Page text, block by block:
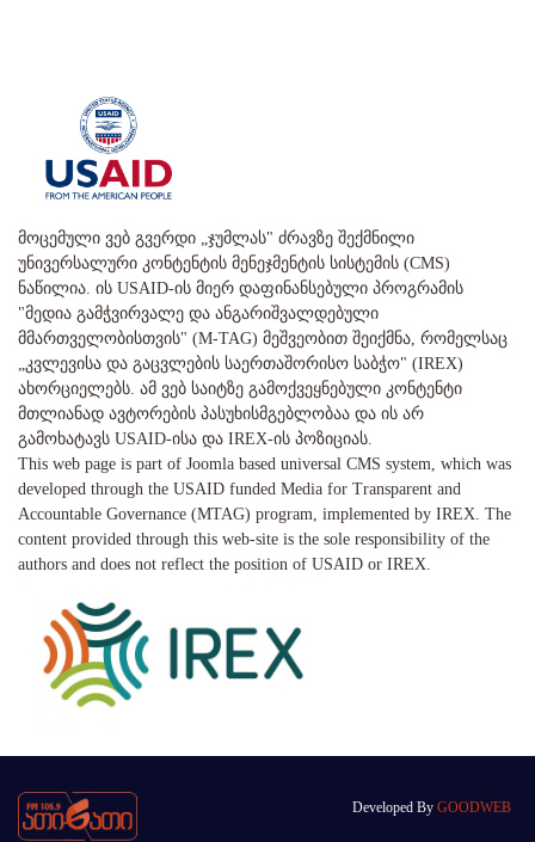
მოცემული ვებ გვერდი „ჯუმლას" ძრავზე შექმნილი
უნივერსალური კონტენტის მენეჯმენტის სისტემის (CMS)
ნაწილია. ის USAID-ის მიერ დაფინანსებული პროგრამის
"მედია გამჭვირვალე და ანგარიშვალდებული
მმართველობისთვის" (M-TAG) მეშვეობით შეიქმნა, რომელსაც
„კვლევისა და გაცვლების საერთაშორისო საბჭო" (IREX)
ახორციელებს. ამ ვებ საიტზე გამოქვეყნებული კონტენტი
მთლიანად ავტორების პასუხისმგებლობაა და ის არ
გამოხატავს USAID-ისა და IREX-ის პოზიციას.
This web page is part of Joomla based universal CMS system, which was
developed through the USAID funded Media for Transparent and
Accountable Governance (MTAG) program, implemented by IREX. The
content provided through this web-site is the sole responsibility of the
authors and does not reflect the position of USAID or IREX.
Developed By GOODWEB